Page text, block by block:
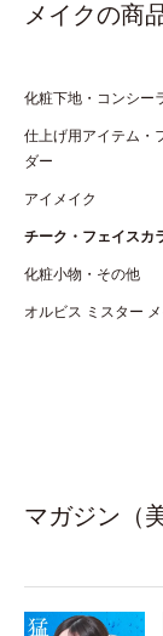
メイクの商
化粧下地・コンシー
仕上げ用アイテム・
ダー
アイメイク
チーク・フェイスカ
化粧小物・その他
オルビス ミスター
マガジン（